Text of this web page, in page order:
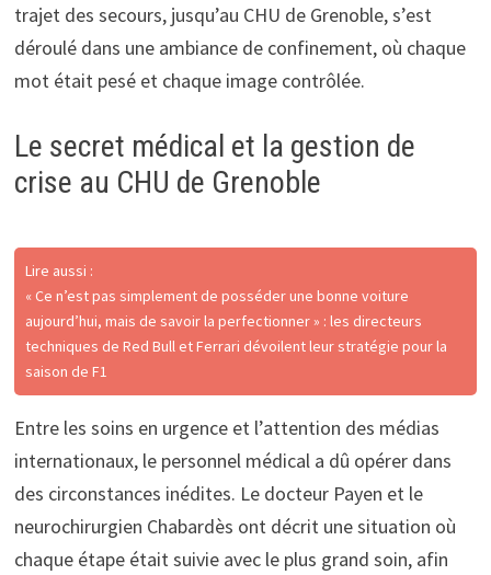
trajet des secours, jusqu’au CHU de Grenoble, s’est
déroulé dans une ambiance de confinement, où chaque
mot était pesé et chaque image contrôlée.
Le secret médical et la gestion de
crise au CHU de Grenoble
Lire aussi :
« Ce n’est pas simplement de posséder une bonne voiture
aujourd’hui, mais de savoir la perfectionner » : les directeurs
techniques de Red Bull et Ferrari dévoilent leur stratégie pour la
saison de F1
Entre les soins en urgence et l’attention des médias
internationaux, le personnel médical a dû opérer dans
des circonstances inédites. Le docteur Payen et le
neurochirurgien Chabardès ont décrit une situation où
chaque étape était suivie avec le plus grand soin, afin